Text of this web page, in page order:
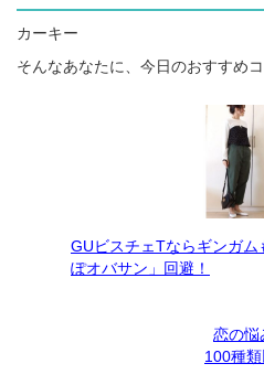
カーキー
そんなあなたに、今日のおすすめ
GUビスチェTならギンガム
ぽオバサン」回避！
恋の悩
100種